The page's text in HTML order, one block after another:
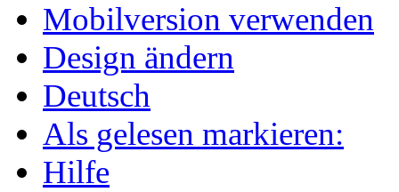
Mobilversion verwenden
Design ändern
Deutsch
Als gelesen markieren:
Hilfe